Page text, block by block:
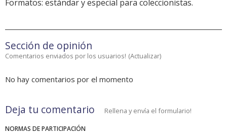
Formatos: estándar y especial para coleccionistas.
Sección de opinión
Comentarios enviados por los usuarios! (Actualizar)
No hay comentarios por el momento
Deja tu comentario Rellena y envía el formulario!
NORMAS DE PARTICIPACIÓN